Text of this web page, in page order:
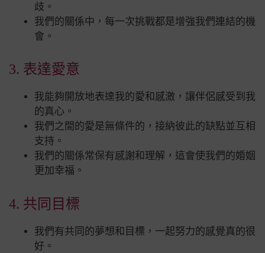
歧。
我們的關係中，每一次挑戰都是增強我們連結的機
會。
3. 表達愛意
我能夠開放地表達我的愛和感激，讓伴侶感受到我
的真心。
我們之間的愛是無條件的，接納彼此的缺點並互相
支持。
我們的關係常保有感謝和理解，這會使我們的婚姻
更加幸福。
4. 共同目標
我們有共同的夢想和目標，一起努力的感覺真的很
好。